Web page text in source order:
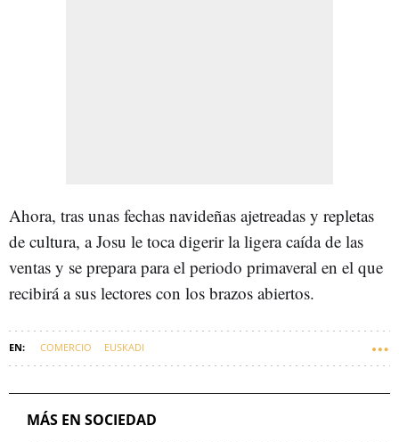
Ahora, tras unas fechas navideñas ajetreadas y repletas
de cultura, a Josu le toca digerir la ligera caída de las
ventas y se prepara para el periodo primaveral en el que
recibirá a sus lectores con los brazos abiertos.
COMERCIO EUSKADI
MÁS EN SOCIEDAD